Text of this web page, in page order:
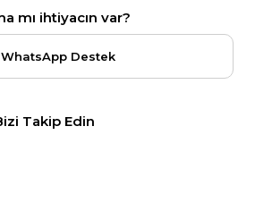
mı ihtiyacın var?
WhatsApp Destek
Takip Edin